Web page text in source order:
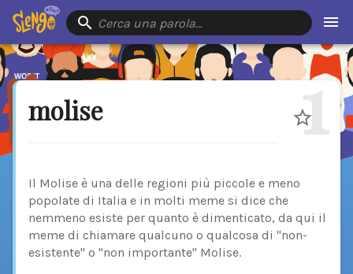
Cerca una parola…
molise 1
Il Molise è una delle regioni più piccole e meno
popolate di Italia e in molti meme si dice che
nemmeno esiste per quanto è dimenticato, da qui il
meme di chiamare qualcuno o qualcosa di "non-
esistente" o "non importante" Molise.